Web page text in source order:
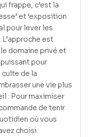
frappe, c’est la
et ‘exposition
pour lever les
est
domaine privé et
pour
de la
une vie plus
: Pour maximiser
de tenir
où vous
choisi